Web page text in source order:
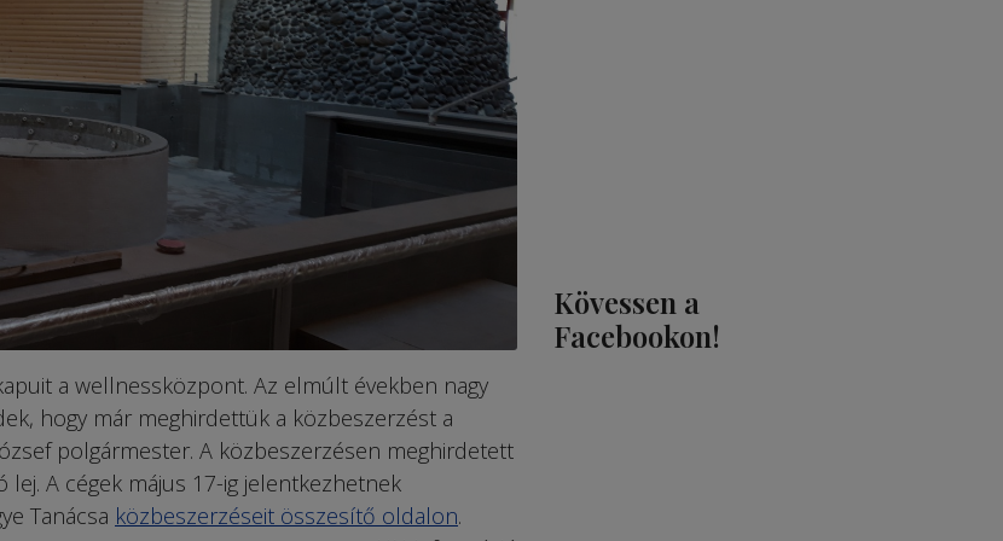
a wellnessközpont. Az elmúlt években nagy
hogy már meghirdettük a közbeszerzést a
polgármester. A közbeszerzésen meghirdetett
A cégek május 17-ig jelentkezhetnek
Tanácsa közbeszerzéseit összesítő oldalon.
Kövessen a
Facebookon!